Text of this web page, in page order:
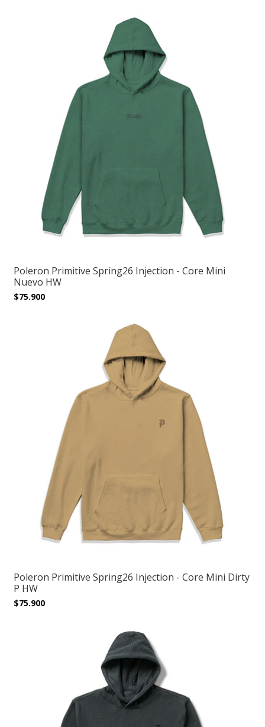
Poleron Primitive Spring26 Injection - Core Mini
Nuevo HW
$75.900
Poleron Primitive Spring26 Injection - Core Mini Dirty
P HW
$75.900